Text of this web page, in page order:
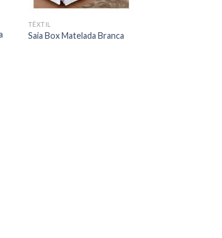
TÊXTIL
Saia Box Matelada Branca